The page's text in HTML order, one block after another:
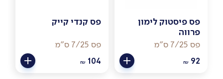
פס פיסטוק לימון
פרווה
פס 7/25 ס"מ
₪ 92
פס קנדי קייק
פס 7/25 ס"מ
₪ 104